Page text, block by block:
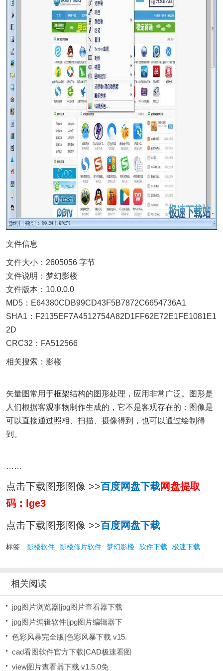
文件信息
文件大小：2605056 字节
文件说明：梦幻影楼
文件版本：10.0.0.0
MD5：E64380CDB99CD43F5B7872C6654736A1
SHA1：F2135EF7A4512754A82D1FF62E72E1FE1081E1
2D
CRC32：FA512566
相关搜索： 影楼
矢量图常用于框架结构的图形处理，应用非常广泛。图形是
人们根据客观事物制作生成的，它不是客观存在的；图像是
可以直接通过照相、扫描、摄像得到，也可以通过绘制得
到。
……
点击下载图形图像 >>百度网盘下载网盘提取
码：lge3
点击下载图形图像 >>百度网盘下载
标签: 影楼软件 影楼修片软件 梦幻影楼 软件下载 极速下载
相关阅读
jpg图片浏览器|jpg图片查看器下载
jpg图片编辑软件|jpg图片编辑器下
色彩风暴完全版|色彩风暴下载 v15.
cad看图软件官方下载|CAD极速看图
view图片查看器下载 v1.5.0免